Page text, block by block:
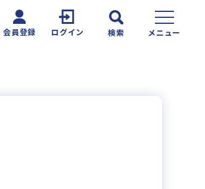
会員登録 ログイン 検索 メニュー